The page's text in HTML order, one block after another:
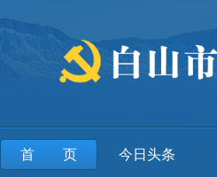
首页 今日头条